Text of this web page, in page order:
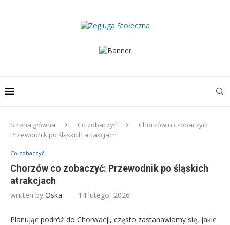
Strona główna Co zobaczyć
Chorzów co zobaczyć:
Przewodnik po śląskich atrakcjach
Co zobaczyć
Chorzów co zobaczyć: Przewodnik po śląskich
atrakcjach
written by Oska 14 lutego, 2026
Planując podróż do Chorwacji, często zastanawiamy się, jakie